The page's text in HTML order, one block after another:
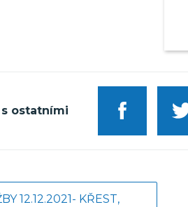
ostatními
12.12.2021- KŘEST,